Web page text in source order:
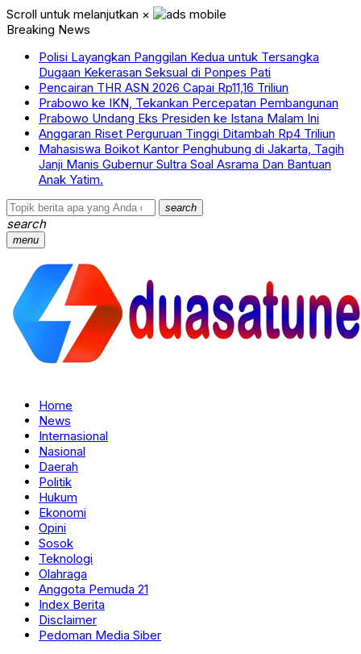
Scroll untuk melanjutkan ×
Breaking News
Polisi Layangkan Panggilan Kedua untuk Tersangka
Dugaan Kekerasan Seksual di Ponpes Pati
Pencairan THR ASN 2026 Capai Rp11,16 Triliun
Prabowo ke IKN, Tekankan Percepatan Pembangunan
Prabowo Undang Eks Presiden ke Istana Malam Ini
Anggaran Riset Perguruan Tinggi Ditambah Rp4 Triliun
Mahasiswa Boikot Kantor Penghubung di Jakarta, Tagih
Janji Manis Gubernur Sultra Soal Asrama Dan Bantuan
Anak Yatim.
search
search
menu
Home
News
Internasional
Nasional
Daerah
Politik
Hukum
Ekonomi
Opini
Sosok
Teknologi
Olahraga
Anggota Pemuda 21
Index Berita
Disclaimer
Pedoman Media Siber